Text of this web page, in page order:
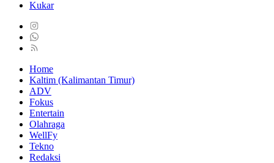
Kukar
Home
Kaltim (Kalimantan Timur)
ADV
Fokus
Entertain
Olahraga
WellFy
Tekno
Redaksi